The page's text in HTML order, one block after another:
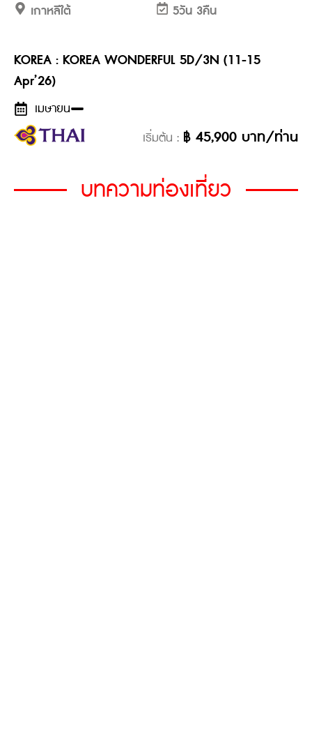
เกาหลีใต้ 5วัน 3คืน
KOREA : KOREA WONDERFUL 5D/3N (11-15
Apr’26)
เมษายน
เริ่มต้น : ฿45,900บาท/ท่าน
บทความท่องเที่ยว